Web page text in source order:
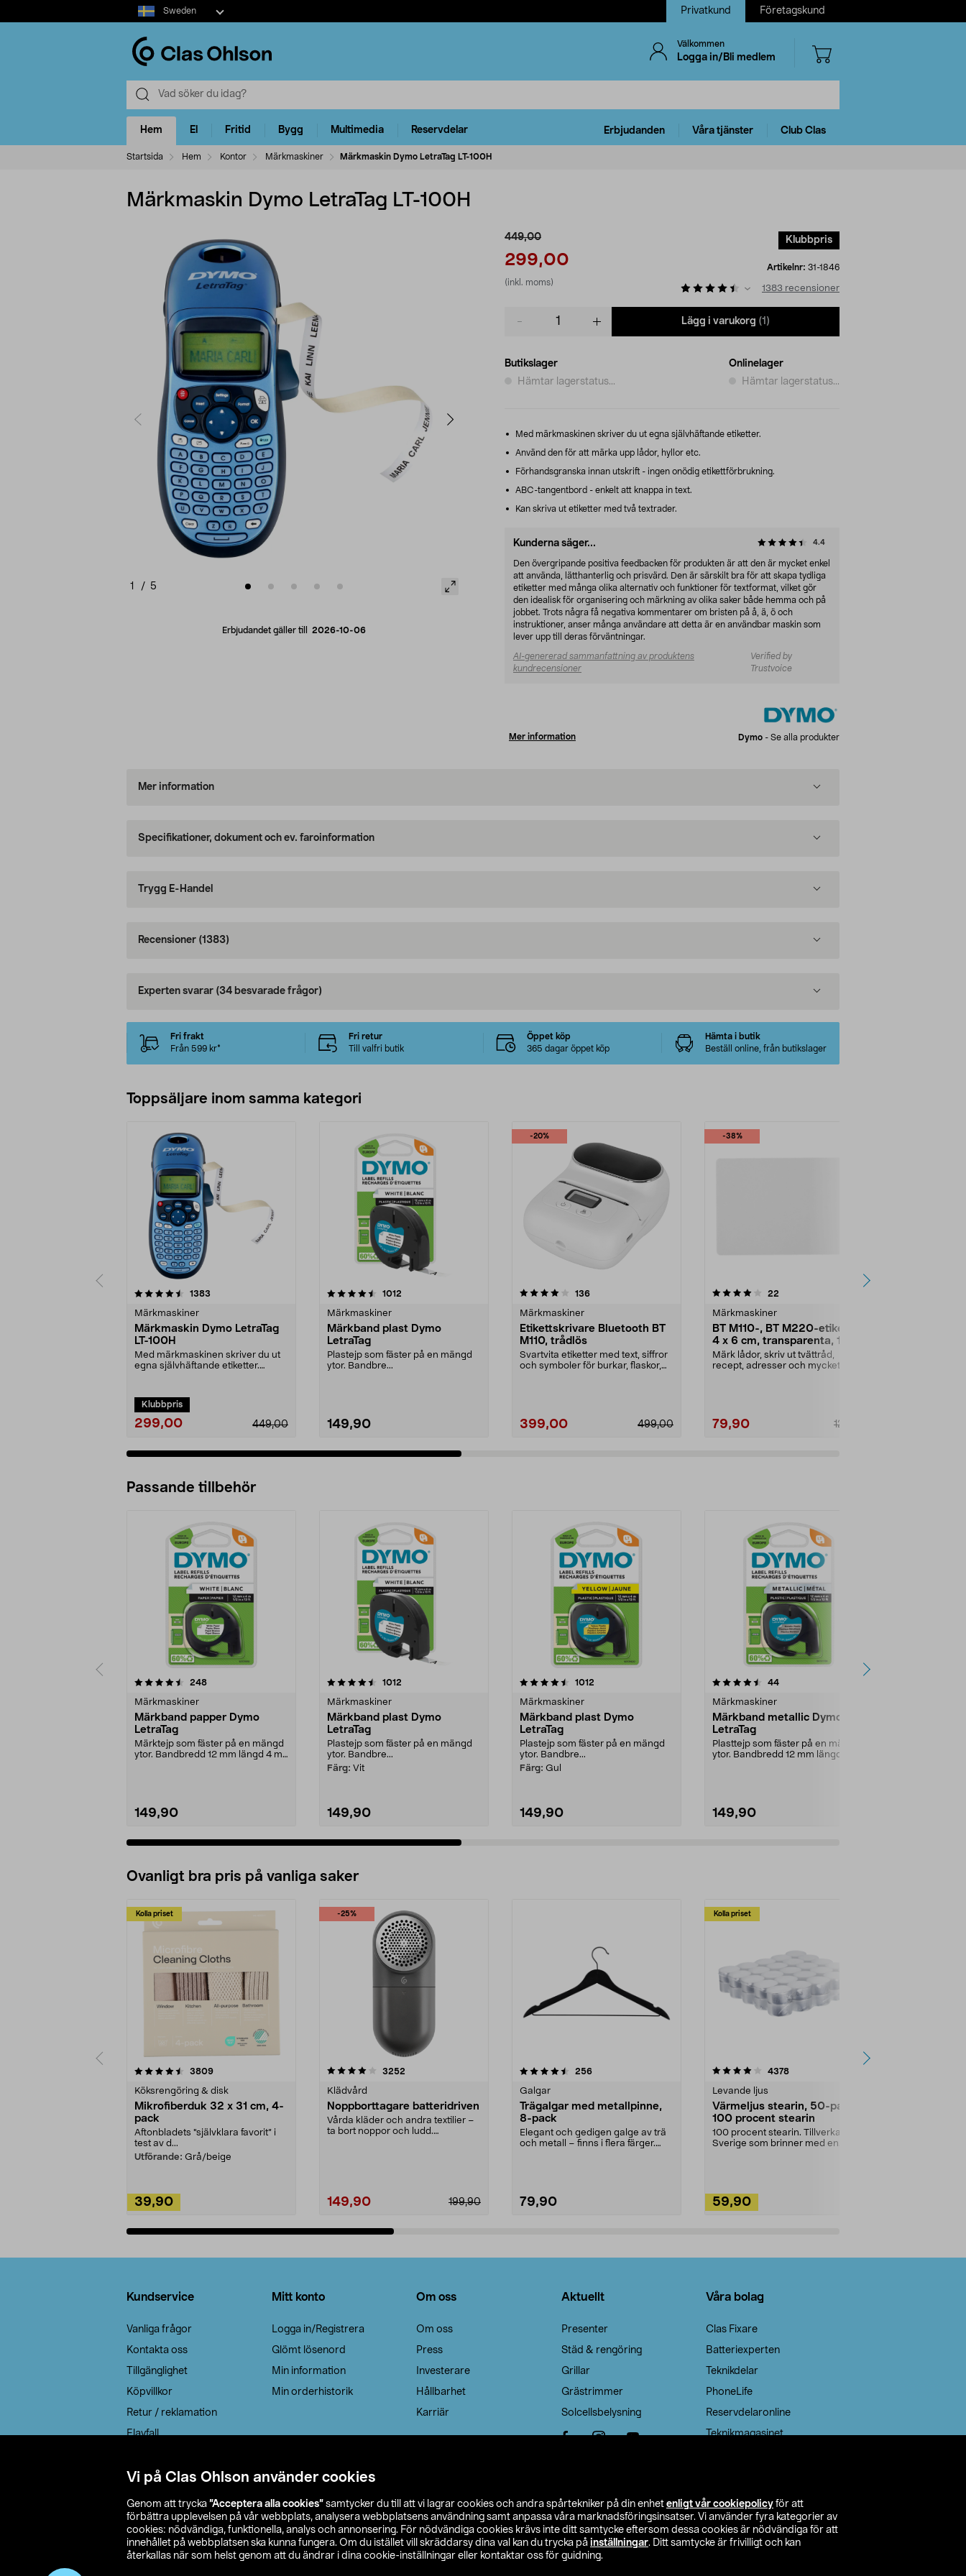
Vi på Clas Ohlson använder cookies
Genom att trycka ”Acceptera alla cookies” samtycker du till att vi lagrar cookies och andra spårtekniker på din enhet enligt vår cookiepolicy för att
förbättra upplevelsen på vår webbplats, analysera webbplatsens användning samt anpassa våra marknadsföringsinsatser. Vi använder fyra kategorier av
cookies: nödvändiga, funktionella, analys och annonsering. För nödvändiga cookies krävs inte ditt samtycke eftersom dessa cookies är nödvändiga för att
innehållet på webbplatsen ska kunna fungera. Om du istället vill skräddarsy dina val kan du trycka på inställningar. Ditt samtycke är frivilligt och kan
återkallas när som helst genom att du ändrar i dina cookie-inställningar eller kontaktar oss för guidning.
Select
market
Sweden Privatkund Företagskund
Välkommen
Logga in/Bli medlem
Hem El Fritid Bygg Multimedia Reservdelar Erbjudanden Våra tjänster Club Clas
Startsida Hem Kontor Märkmaskiner Märkmaskin Dymo LetraTag LT-100H
Märkmaskin Dymo LetraTag LT-100H
1 / 5
Erbjudandet gäller till 2026-10-06
449,00
299,00
(inkl. moms)
Klubbpris
Artikelnr: 31-1846
1383 recensioner
Lägg i varukorg (1)
Butikslager
Hämtar lagerstatus...
Onlinelager
Hämtar lagerstatus...
Med märkmaskinen skriver du ut egna självhäftande etiketter.
Använd den för att märka upp lådor, hyllor etc.
Förhandsgranska innan utskrift - ingen onödig etikettförbrukning.
ABC-tangentbord - enkelt att knappa in text.
Kan skriva ut etiketter med två textrader.
Kunderna säger... 4.4
Den övergripande positiva feedbacken för produkten är att den är mycket enkel
att använda, lätthanterlig och prisvärd. Den är särskilt bra för att skapa tydliga
etiketter med många olika alternativ och funktioner för textformat, vilket gör
den idealisk för organisering och märkning av olika saker både hemma och på
jobbet. Trots några få negativa kommentarer om bristen på å, ä, ö och
instruktioner, anser många användare att detta är en användbar maskin som
lever upp till deras förväntningar.
AI-genererad sammanfattning av produktens
kundrecensioner
Verified by
Trustvoice
Mer information Dymo - Se alla produkter
Mer information
Specifikationer, dokument och ev. faroinformation
Trygg E-Handel
Recensioner (1383)
Experten svarar (34 besvarade frågor)
Fri frakt
Från 599 kr*
Fri retur
Till valfri butik
Öppet köp
365 dagar öppet köp
Hämta i butik
Beställ online, från butikslager
Toppsäljare inom samma kategori
1383
Märkmaskiner
Märkmaskin Dymo LetraTag
LT-100H
Med märkmaskinen skriver du ut
egna självhäftande etiketter.
Klubbpris
299,00 449,00
4.5 av 5 stjärnor 1012
Märkmaskiner
Märkband plast Dymo
LetraTag
Plastejp som fäster på en mängd
ytor. Bandbre...
149,90
-20%
4.0 av 5 stjärnor 136recensioner
Märkmaskiner
Etikettskrivare Bluetooth BT
M110, trådlös
Svartvita etiketter med text, siffror
och symboler för burkar, flaskor,
399,00 499,00
-38%
4.0 av 5 stjärnor 22
Märkmaskiner
BT M110-, BT M220-etiketter,
4 x 6 cm, transparenta, 130-
pack
Märk lådor, skriv ut tvättråd,
recept, adresser och mycket mer.
79,90 129,90
4.5 av 5 stjärnor
Passande tillbehör
248recensioner
Märkmaskiner
Märkband papper Dymo
LetraTag
Märktejp som fäster på en mängd
ytor. Bandbredd 12 mm längd 4 m.
149,90
4.5av 5 stjärnor 1012
Märkmaskiner
Märkband plast Dymo
LetraTag
Plastejp som fäster på en mängd
ytor. Bandbre...
Färg: Vit
149,90
4.5av 5 stjärnor 1012
Märkmaskiner
Märkband plast Dymo
LetraTag
Plastejp som fäster på en mängd
ytor. Bandbre...
Färg: Gul
149,90
4.5av 5 stjärnor 44recensioner
Märkmaskiner
Märkband metallic Dymo
LetraTag
Plasttejp som fäster på en mängd
ytor. Bandbredd 12 mm längd 4 m.
149,90
4.5av 5 stjärnor
Ovanligt bra pris på vanliga saker
Kolla priset
3809recensioner
Köksrengöring & disk
Mikrofiberduk 32 x 31 cm, 4-
pack
Aftonbladets "självklara favorit” i
test av d...
Utförande: Grå/beige
39,90
-25%
4.0av 5 stjärnor 3252
Klädvård
Noppborttagare batteridriven
Vårda kläder och andra textilier –
ta bort noppor och ludd.
199,90
149,90
4.5av 5 stjärnor 256recensioner
Galgar
Trägalgar med metallpinne,
8-pack
Elegant och gedigen galge av trä
och metall – finns i flera färger.
79,90
Kolla priset
4.0av 5 stjärnor 4378recensioner
Levande ljus
Värmeljus stearin, 50-pack,
100 procent stearin
100 procent stearin. Tillverkade i
Sverige som brinner med en
59,90
4.5av 5 stjärnor
Kundservice
Vanliga frågor
Kontakta oss
Tillgänglighet
Köpvillkor
Retur / reklamation
Elavfall
Leveransalternativ
Mitt konto
Logga in/Registrera
Glömt lösenord
Min information
Min orderhistorik
Om oss
Om oss
Press
Investerare
Hållbarhet
Karriär
Aktuellt
Presenter
Städ & rengöring
Grillar
Grästrimmer
Solcellsbelysning
Våra bolag
Clas Fixare
Batteriexperten
Teknikdelar
PhoneLife
Reservdelaronline
Teknikmagasinet